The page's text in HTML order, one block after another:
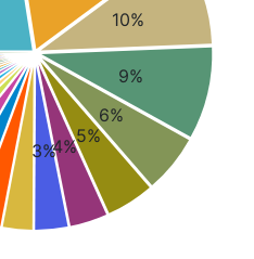
10%
9%
6%
5%
4%
3%